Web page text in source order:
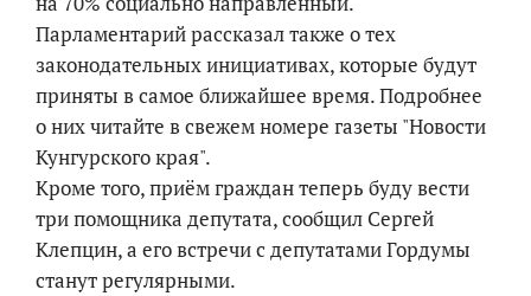
Парламентарий рассказал также о тех
законодательных инициативах, которые будут
приняты в самое ближайшее время. Подробнее
о них читайте в свежем номере газеты "Новости
Кунгурского края".
Кроме того, приём граждан теперь буду вести
три помощника депутата, сообщил Сергей
Клепцин, а его встречи с депутатами Гордумы
станут регулярными.